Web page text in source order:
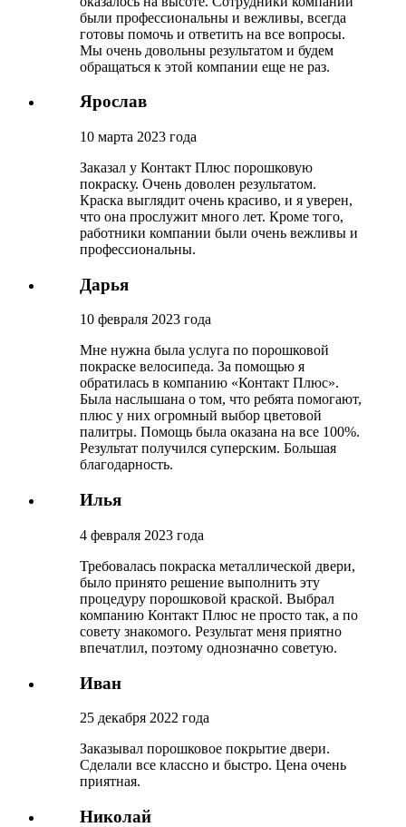
были профессиональны и вежливы, всегда
готовы помочь и ответить на все вопросы.
Мы очень довольны результатом и будем
обращаться к этой компании еще не раз.
Ярослав
10 марта 2023 года
Заказал у Контакт Плюс порошковую
покраску. Очень доволен результатом.
Краска выглядит очень красиво, и я уверен,
что она прослужит много лет. Кроме того,
работники компании были очень вежливы и
профессиональны.
Дарья
10 февраля 2023 года
Мне нужна была услуга по порошковой
покраске велосипеда. За помощью я
обратилась в компанию «Контакт Плюс».
Была наслышана о том, что ребята помогают,
плюс у них огромный выбор цветовой
палитры. Помощь была оказана на все 100%.
Результат получился суперским. Большая
благодарность.
Илья
4 февраля 2023 года
Требовалась покраска металлической двери,
было принято решение выполнить эту
процедуру порошковой краской. Выбрал
компанию Контакт Плюс не просто так, а по
совету знакомого. Результат меня приятно
впечатлил, поэтому однозначно советую.
Иван
25 декабря 2022 года
Заказывал порошковое покрытие двери.
Сделали все классно и быстро. Цена очень
приятная.
Николай